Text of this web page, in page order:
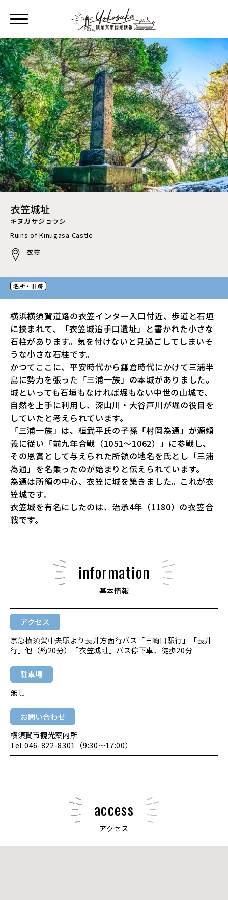
衣笠城址
キヌガサジョウシ
Ruins of Kinugasa Castle
衣笠
名所・旧跡
横浜横須賀道路の衣笠インター入口付近、歩道と石垣
に挟まれて、「衣笠城追手口遺址」と書かれた小さな
石柱があります。気を付けないと見過ごしてしまいそ
うな小さな石柱です。
かつてここに、平安時代から鎌倉時代にかけて三浦半
島に勢力を張った「三浦一族」の本城がありました。
城といっても石垣もなければ堀もない中世の山城で、
自然を上手に利用し、深山川・大谷戸川が堀の役目を
していたと考えられています。
「三浦一族」は、桓武平氏の子孫「村岡為通」が源頼
義に従い「前九年合戦（1051～1062）」に参戦し、
その恩賞として与えられた所領の地名を氏とし「三浦
為通」を名乗ったのが始まりと伝えられています。
為通は所領の中心、衣笠に城を築きました。これが衣
笠城です。
衣笠城を有名にしたのは、治承4年（1180）の衣笠合
戦です。
information
基本情報
アクセス
京急横須賀中央駅より長井方面行バス「三崎口駅行」「長井
行」他（約20分）「衣笠城址」バス停下車、徒歩20分
駐車場
無し
お問い合わせ
横須賀市観光案内所
Tel:046-822-8301（9:30～17:00）
access
アクセス